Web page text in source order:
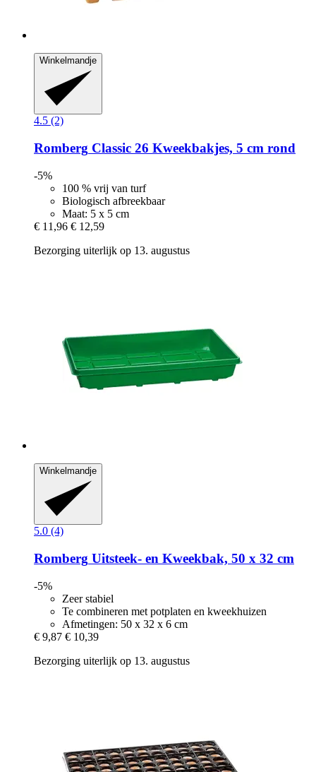
Winkelmandje
4.5 (2)
Romberg Classic 26 Kweekbakjes, 5 cm rond
-5%
100 % vrij van turf
Biologisch afbreekbaar
Maat: 5 x 5 cm
€ 11,96 € 12,59
Bezorging uiterlijk op 13. augustus
Winkelmandje
5.0 (4)
Romberg Uitsteek-​ en Kweekbak, 50 x 32 cm
-5%
Zeer stabiel
Te combineren met potplaten en kweekhuizen
Afmetingen: 50 x 32 x 6 cm
€ 9,87 € 10,39
Bezorging uiterlijk op 13. augustus